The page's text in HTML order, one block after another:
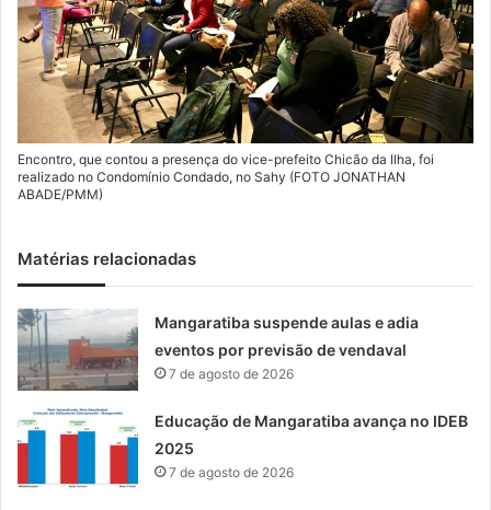
Encontro, que contou a presença do vice-prefeito Chicão da Ilha, foi
realizado no Condomínio Condado, no Sahy (FOTO JONATHAN
ABADE/PMM)
Matérias relacionadas
Mangaratiba suspende aulas e adia
eventos por previsão de vendaval
7 de agosto de 2026
Educação de Mangaratiba avança no IDEB
2025
7 de agosto de 2026